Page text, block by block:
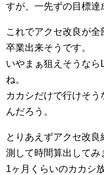
すが、一先ずの目標達
これでアクセ改良が
卒業出来そうです。
いやまぁ狙えそうな
ね。
カカシだけで行けそ
んだろう。
とりあえずアクセ改
測して時間算出してみ
1ヶ月くらいのカカシ